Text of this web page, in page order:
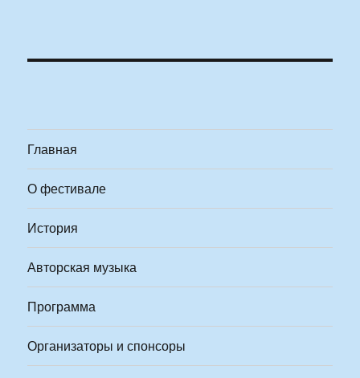
Главная
О фестивале
История
Авторская музыка
Программа
Организаторы и спонсоры